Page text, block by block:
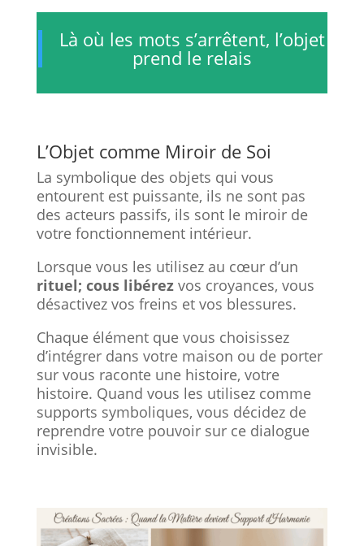
Là où les mots s’arrêtent, l’objet
prend le relais
L’Objet comme Miroir de Soi
La symbolique des objets qui vous
entourent est puissante, ils ne sont pas
des acteurs passifs, ils sont le miroir de
votre fonctionnement intérieur.
Lorsque vous les utilisez au cœur d’un
rituel; cous libérez vos croyances, vous
désactivez vos freins et vos blessures.
Chaque élément que vous choisissez
d’intégrer dans votre maison ou de porter
sur vous raconte une histoire, votre
histoire. Quand vous les utilisez comme
supports symboliques, vous décidez de
reprendre votre pouvoir sur ce dialogue
invisible.